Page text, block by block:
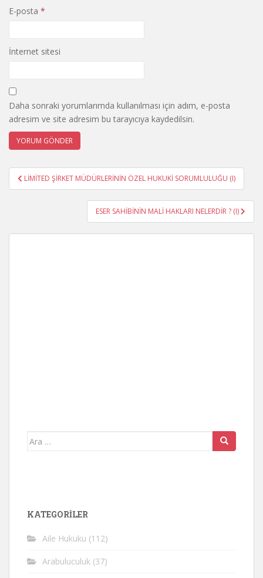
E-posta *
İnternet sitesi
Daha sonraki yorumlarımda kullanılması için adım, e-posta
adresim ve site adresim bu tarayıcıya kaydedilsin.
Yazı
gezinmesi
LİMİTED ŞİRKET MÜDÜRLERİNİN ÖZEL HUKUKİ SORUMLULUĞU (I)
ESER SAHİBİNİN MALİ HAKLARI NELERDİR ? (I)
Arama
KATEGORİLER
Aile Hukuku (112)
Arabuluculuk (37)